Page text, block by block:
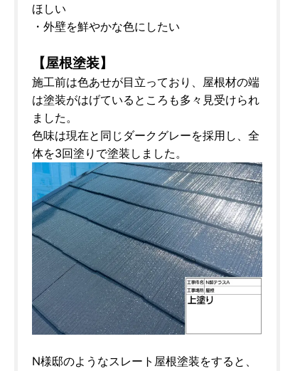
ほしい
・外壁を鮮やかな色にしたい
【屋根塗装】
施工前は色あせが目立っており、屋根材の端
は塗装がはげているところも多々見受けられ
ました。
色味は現在と同じダークグレーを採用し、全
体を3回塗りで塗装しました。
N様邸のようなスレート屋根塗装をすると、